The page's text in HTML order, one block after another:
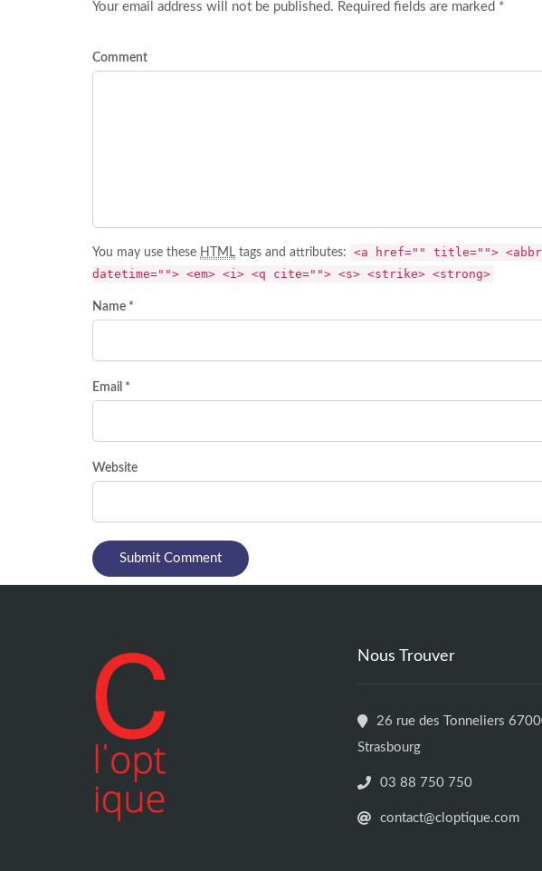
Your email address will not be published. Required fields are marked *
Comment
You may use these HTML tags and attributes:
<a href="" title=""> <abbr
datetime=""> <em> <i> <q cite=""> <s> <strike> <strong>
Name *
Email *
Website
Nous Trouver
26 rue des Tonneliers
Strasbourg
03 88 750 750
contact@cloptique.com